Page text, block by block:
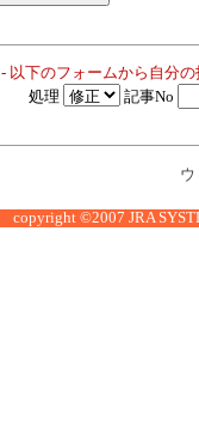
- 以下のフォームから自分
処理
記事No
copyright ©2007 JRA